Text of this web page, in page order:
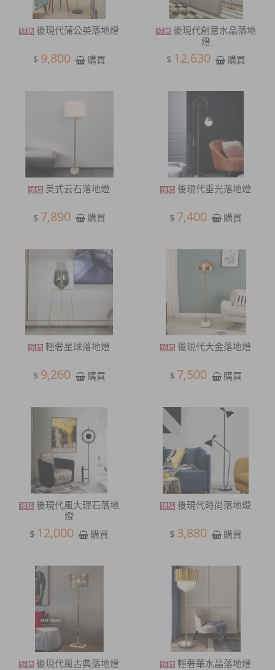
後現代蒲公英落地燈
$ 9,800 購買
後現代創意水晶落地
燈
$ 12,630 購買
美式云石落地燈
$ 7,890 購買
後現代垂光落地燈
$ 7,400 購買
輕奢星球落地燈
$ 9,260 購買
後現代大金落地燈
$ 7,500 購買
後現代風大理石落地
燈
$ 12,000 購買
後現代時尚落地燈
$ 3,880 購買
後現代風古典落地燈 輕奢華水晶落地燈